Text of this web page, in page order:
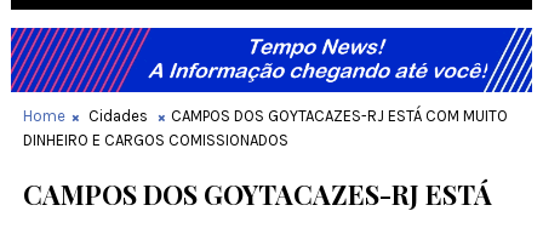
Home Cidades
CAMPOS DOS GOYTACAZES-RJ ESTÁ COM MUITO
DINHEIRO E CARGOS COMISSIONADOS
CAMPOS DOS GOYTACAZES-RJ ESTÁ